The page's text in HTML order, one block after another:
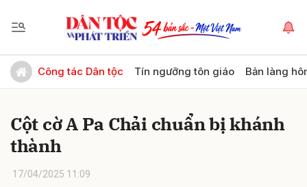
Công tác Dân tộc Tín ngưỡng tôn giáo Bản làng
Cột cờ A Pa Chải chuẩn bị khánh
thành
17/04/2025 11:09
Gửi bình luận